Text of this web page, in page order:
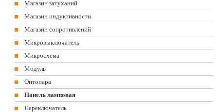
Магазин затуханий
Магазин индуктивности
Магазин сопротивлений
Микровыключатель
Микросхема
Модуль
Оптопара
Панель ламповая
Переключатель